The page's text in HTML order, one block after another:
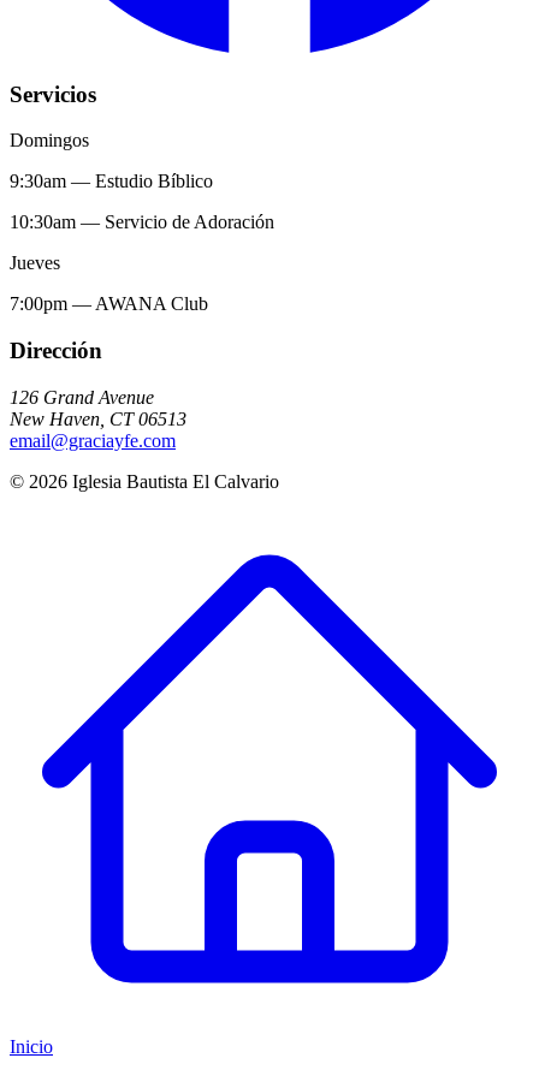
Servicios
Domingos
9:30am — Estudio Bíblico
10:30am — Servicio de Adoración
Jueves
7:00pm — AWANA Club
Dirección
126 Grand Avenue
New Haven CT 06513
email@graciayfe.com
© 2026 Iglesia Bautista El Calvario
Inicio